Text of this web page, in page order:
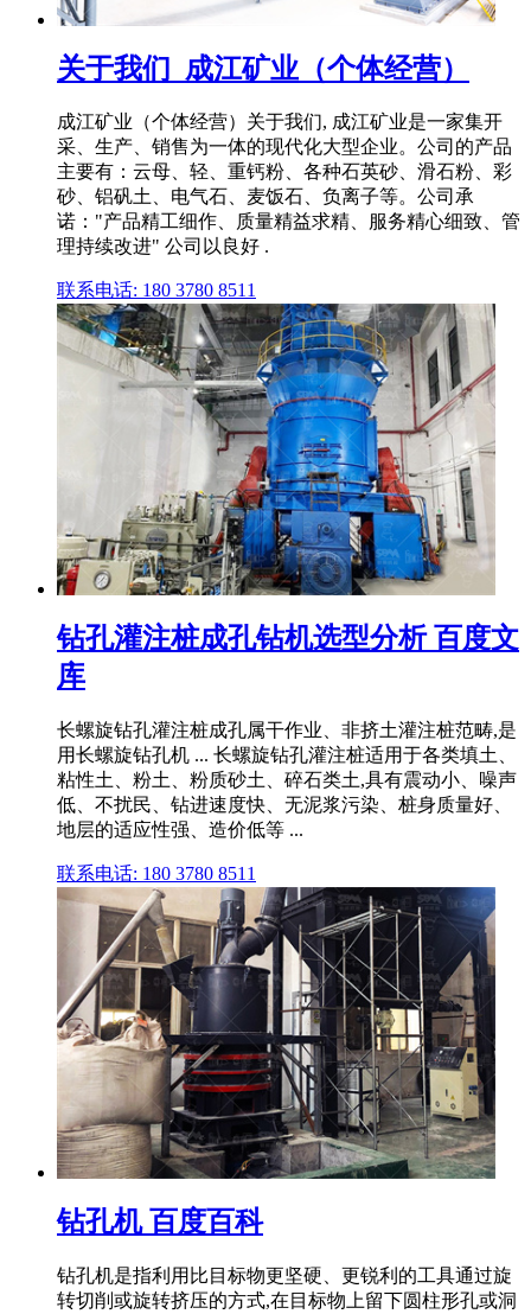
关于我们_成江矿业（个体经营）
成江矿业（个体经营）关于我们, 成江矿业是一家集开
采、生产、销售为一体的现代化大型企业。公司的产品
主要有：云母、轻、重钙粉、各种石英砂、滑石粉、彩
砂、铝矾土、电气石、麦饭石、负离子等。公司承
诺："产品精工细作、质量精益求精、服务精心细致、管
理持续改进" 公司以良好 .
联系电话: 180 3780 8511
钻孔灌注桩成孔钻机选型分析 百度文
库
长螺旋钻孔灌注桩成孔属干作业、非挤土灌注桩范畴,是
用长螺旋钻孔机 ... 长螺旋钻孔灌注桩适用于各类填土、
粘性土、粉土、粉质砂土、碎石类土,具有震动小、噪声
低、不扰民、钻进速度快、无泥浆污染、桩身质量好、
地层的适应性强、造价低等 ...
联系电话: 180 3780 8511
钻孔机 百度百科
钻孔机是指利用比目标物更坚硬、更锐利的工具通过旋
转切削或旋转挤压的方式,在目标物上留下圆柱形孔或洞